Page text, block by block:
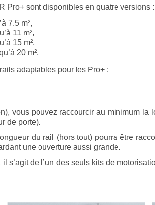
Pro+ sont disponibles en quatre versions :
7.5 m²,
11 m²,
15 m²,
20 m²,
adaptables pour les Pro+ :
vous pouvez raccourcir au minimum la
de porte).
du rail (hors tout) pourra être
une ouverture aussi grande.
il s’agit de l’un des seuls kits de